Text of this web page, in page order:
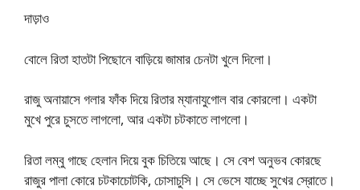
দাড়াও
বোলে রিতা হাতটা পিছোনে বাড়িয়ে জামার চেনটা খুলে দিলো।
রাজু অনায়াসে গলার ফাঁক দিয়ে রিতার ম্যানাযুগোল বার কোরলো। একটা
মুখে পুরে চুসতে লাগলো, আর একটা চটকাতে লাগলো।
রিতা লম্বু গাছে হেলান দিয়ে বুক চিতিয়ে আছে। সে বেশ অনুভব কোরছে
রাজুর পালা কোরে চটকাচোটকি, চোসাচুসি। সে ভেসে যাচ্ছে সুখের স্রোতে।